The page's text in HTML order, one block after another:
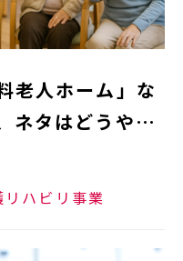
老人ホーム」な
ネタはどうやっ
と新たな選択
リハビリ事業